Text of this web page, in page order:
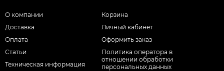
О компании
Доставка
Оплата
Статьи
Техническая информация
Корзина
Личный кабинет
Оформить заказ
Политика оператора в
отношении обработки
персональных данных